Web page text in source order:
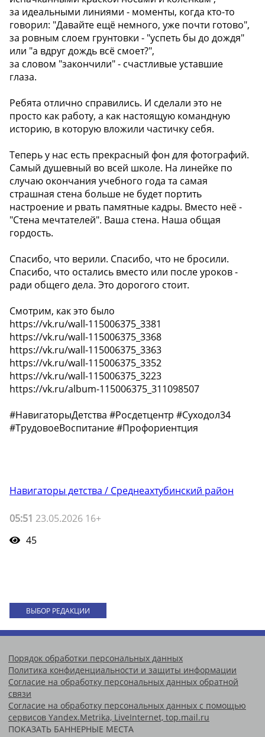
за идеальными линиями - моменты, когда кто-то
говорил: "Давайте ещё немного, уже почти готово",
за ровным слоем грунтовки - "успеть бы до дождя"
или "а вдруг дождь всё смоет?",
за словом "закончили" - счастливые уставшие
глаза.
Ребята отлично справились. И сделали это не
просто как работу, а как настоящую командную
историю, в которую вложили частичку себя.
Теперь у нас есть прекрасный фон для фотографий.
Самый душевный во всей школе. На линейке по
случаю окончания учебного года та самая
страшная стена больше не будет портить
настроение и рвать памятные кадры. Вместо неё -
"Стена мечтателей". Ваша стена. Наша общая
гордость.
Спасибо, что верили. Спасибо, что не бросили.
Спасибо, что остались вместо или после уроков -
ради общего дела. Это дорогого стоит.
Смотрим, как это было
https://vk.ru/wall-115006375_3381
https://vk.ru/wall-115006375_3368
https://vk.ru/wall-115006375_3363
https://vk.ru/wall-115006375_3352
https://vk.ru/wall-115006375_3223
https://vk.ru/album-115006375_311098507
#НавигаторыДетства #Росдетцентр #Суходол34
#ТрудовоеВоспитание #Профориентция
Навигаторы детства / Среднеахтубинский район
05:51 23.05.2026 16+
45
ВЫБОР РЕДАКЦИИ
Порядок обработки персональных данных
Политика конфиденциальности и защиты информации
Согласие на обработку персональных данных обратной
связи
Согласие на обработку персональных данных с помощью
сервисов Yandex.Metrika, LiveInternet, top.mail.ru
ПОКАЗАТЬ БАННЕРНЫЕ МЕСТА